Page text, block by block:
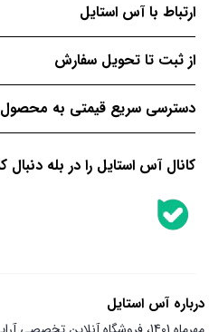
ارتباط با آس استایل
از ثبت تا تحویل سفارش
دسترسی سریع قیمتی به محصول
کانال آس استایل را در بله دنبال
درباره آس استایل